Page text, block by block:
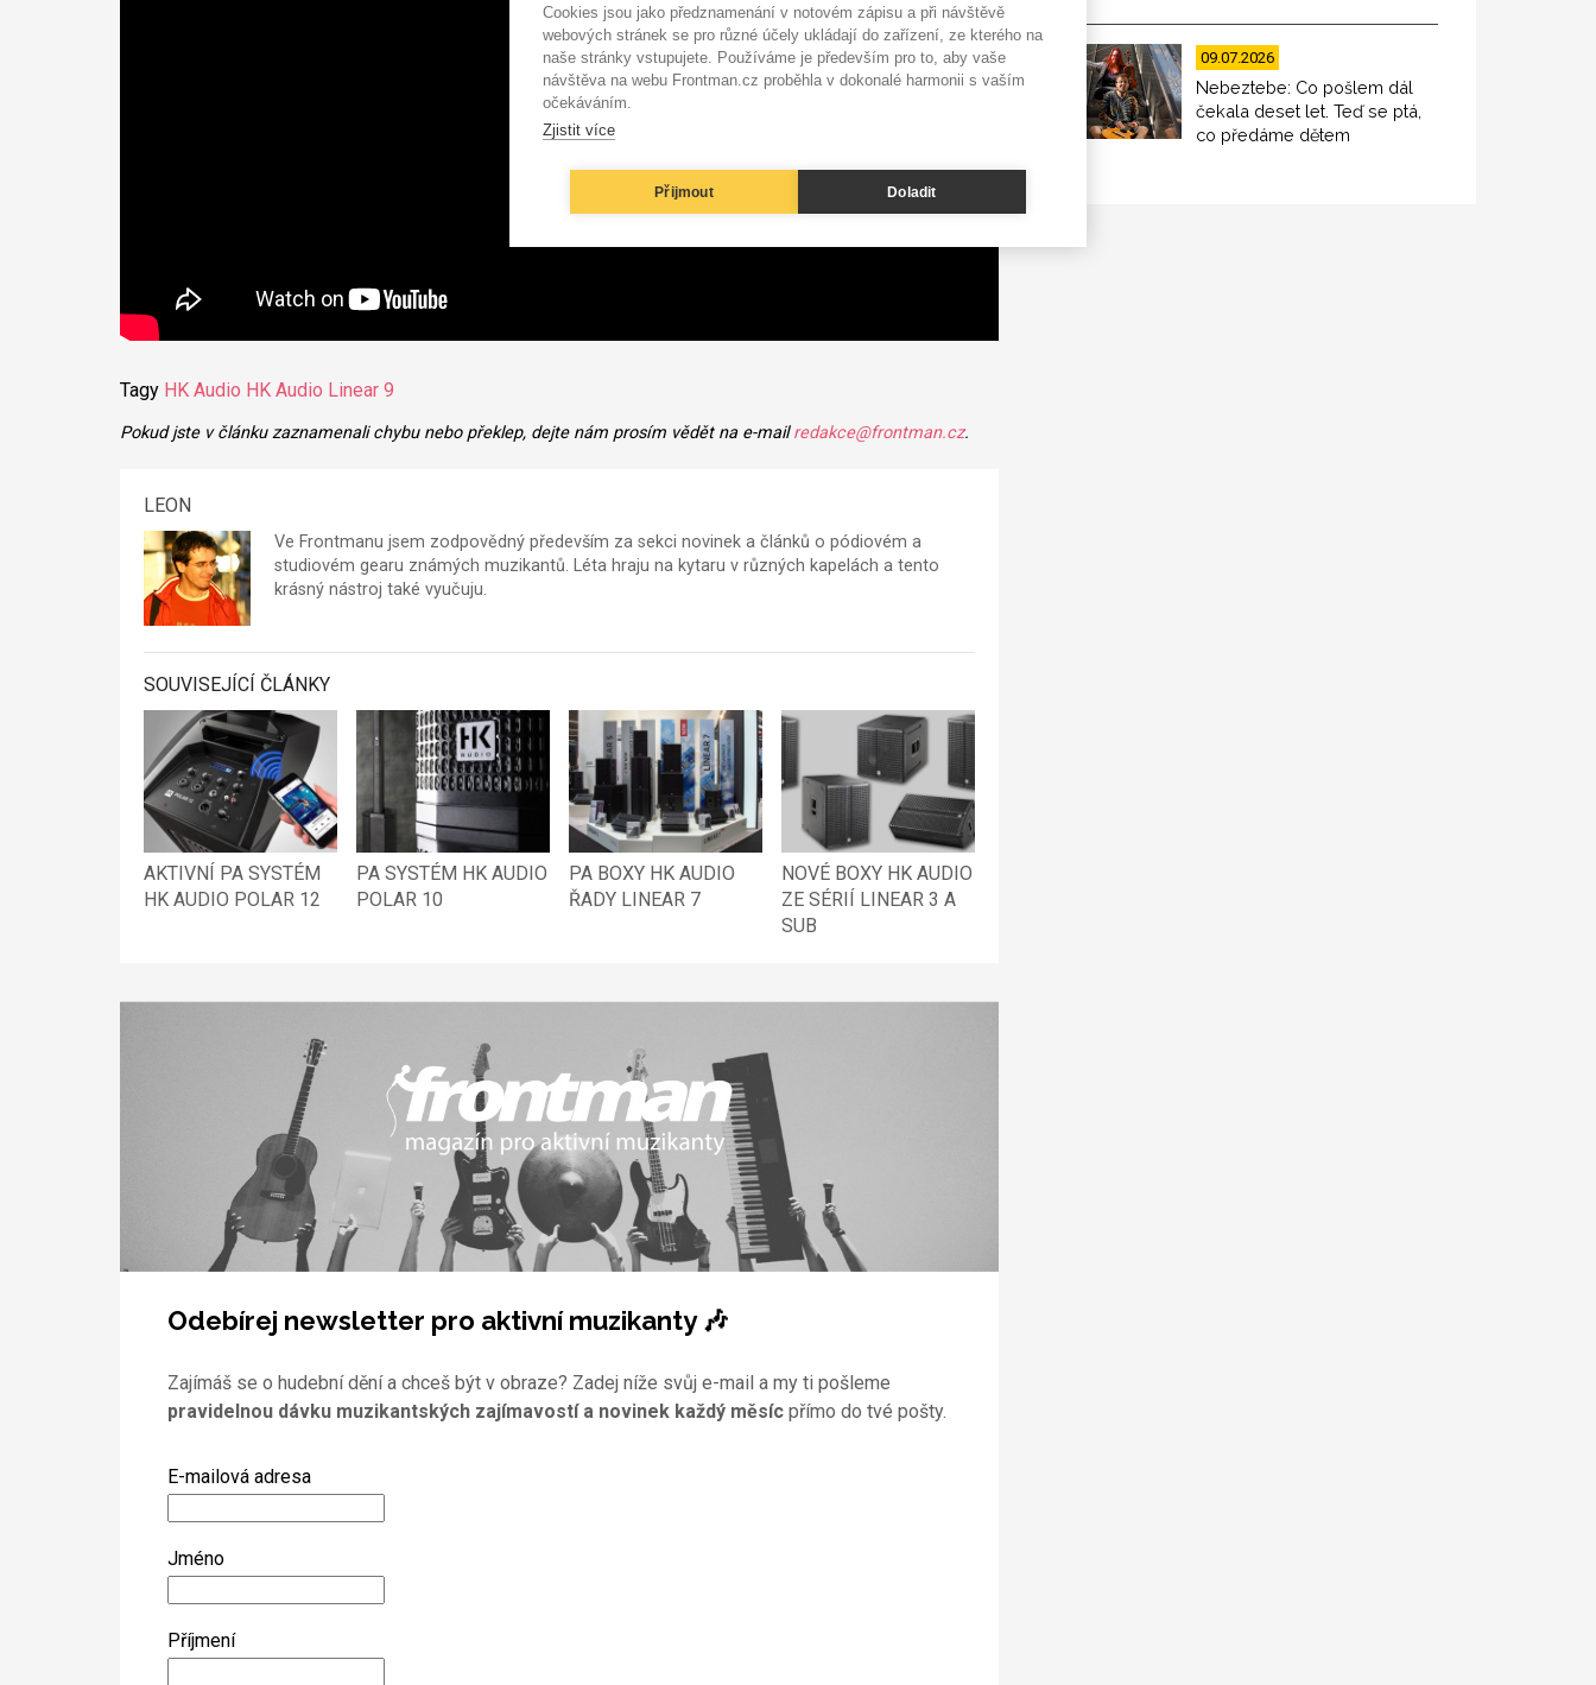
Tagy HK Audio HK Audio Linear 9
Pokud jste v článku zaznamenali chybu nebo překlep, dejte nám prosím vědět na e-mailredakce@frontman.cz.
LEON
Ve Frontmanu jsem zodpovědný především za sekci novinek a článků o pódiovém a
studiovém gearu známých muzikantů. Léta hraju na kytaru v různých kapelách a tento
krásný nástroj také vyučuju.
SOUVISEJÍCÍ ČLÁNKY
AKTIVNÍ PA SYSTÉM
HK AUDIO POLAR 12
PA SYSTÉM HK AUDIO
POLAR 10
PA BOXY HK AUDIO
ŘADY LINEAR 7
NOVÉ BOXY HK AUDIO
ZE SÉRIÍ LINEAR 3 A
SUB
Odebírej newsletter pro aktivní muzikanty 🎶
Zajímáš se o hudební dění a chceš být v obraze? Zadej níže svůj e-mail a my ti pošleme
pravidelnou dávku muzikantských zajímavostí a novinek každý měsícpřímo do tvé pošty.
E-mailová adresa
Jméno
Příjmení
09.07.2026
Nebeztebe: Co pošlem dál
čekala deset let. Teď se ptá,
co předáme dětem
Cookies jsou jako předznamenání v notovém zápisu a při návštěvě
webových stránek se pro různé účely ukládají do zařízení, ze kterého na
naše stránky vstupujete. Používáme je především pro to, aby vaše
návštěva na webu Frontman.cz proběhla v dokonalé harmonii s vaším
očekáváním.
Zjistit více
Přijmout Doladit